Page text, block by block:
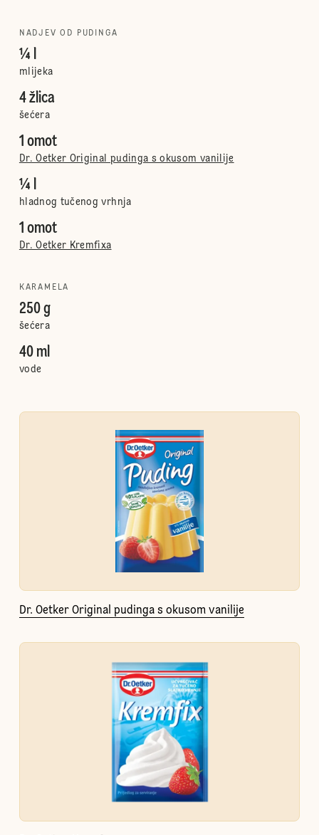
NADJEV OD PUDINGA
¼ l
mlijeka
4 žlica
šećera
1 omot
Dr. Oetker Original pudinga s okusom vanilije
¼ l
hladnog tučenog vrhnja
1 omot
Dr. Oetker Kremfixa
KARAMELA
250 g
šećera
40 ml
vode
Dr. Oetker Original pudinga s okusom vanilije